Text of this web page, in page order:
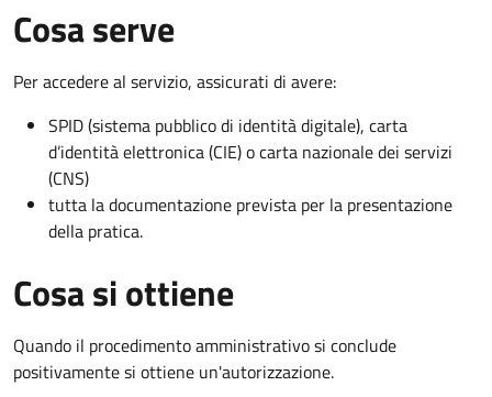
Cosa serve
Per accedere al servizio, assicurati di avere:
SPID (sistema pubblico di identità digitale), carta
d’identità elettronica (CIE) o carta nazionale dei servizi
(CNS)
tutta la documentazione prevista per la presentazione
della pratica.
Cosa si ottiene
Quando il procedimento amministrativo si conclude
positivamente si ottiene un'autorizzazione.